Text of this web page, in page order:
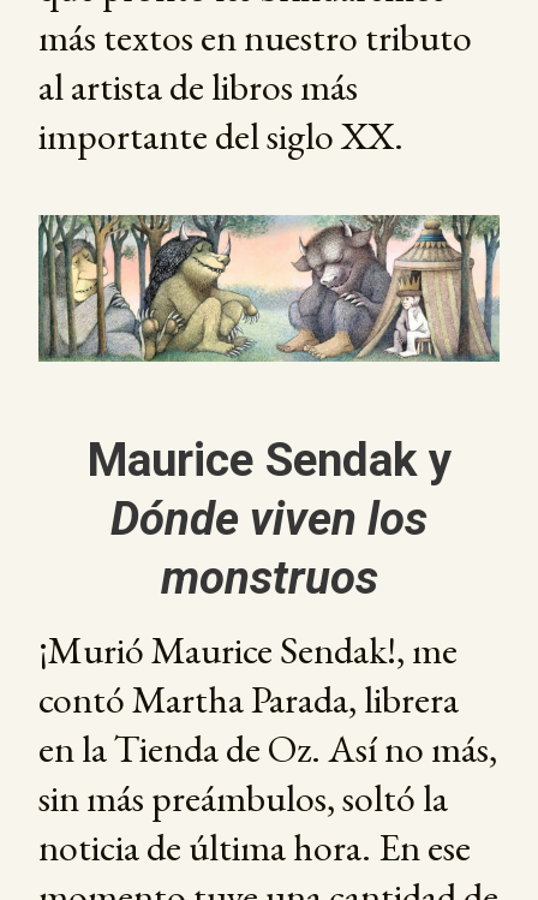
más textos en nuestro tributo
al artista de libros más
importante del siglo XX.
Maurice Sendak y
Dónde viven los
monstruos
¡Murió Maurice Sendak!, me
contó Martha Parada, librera
en la Tienda de Oz. Así no más,
sin más preámbulos, soltó la
noticia de última hora. En ese